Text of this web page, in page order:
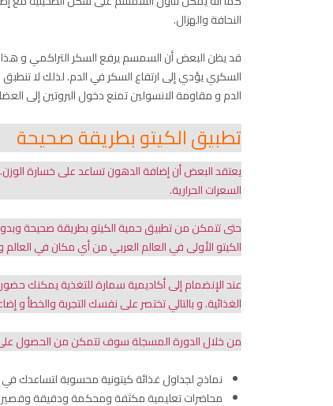
النحافة والهزال.
قد يظن البعض أن السمسم يرفع السكر التراكمي و هذا
السكري يؤدي إلى ارتفاع السكر في الدم. لذلك لا
الدم و مقاومة الانسولين تمنع دخول البروتين إلى
تطبيق الكيتو بطريقة صحيحة
يعتقد البعض أن إضافة الدهون تساعد على خسارة
السعرات الحرارية.
حتى تتمكن من تطبيق حمية الكيتو بطريقة صحيحة وبدون
الكيتو الأولى في العالم العربي من أي مكان في
عند الإنضمام إلى أكاديمية سمارة للتغذية يمكنك
الغذائية. و بالتالي تختصر على نفسك التجربة والخطأ
من خلال الدورة المسجلة سوف تتمكن من الحصول
نماذج لجداول غذائة كيتونية محسوبة لتساعدك
محاضرات تعليمية مكثفة ومحكمة ودقيقة